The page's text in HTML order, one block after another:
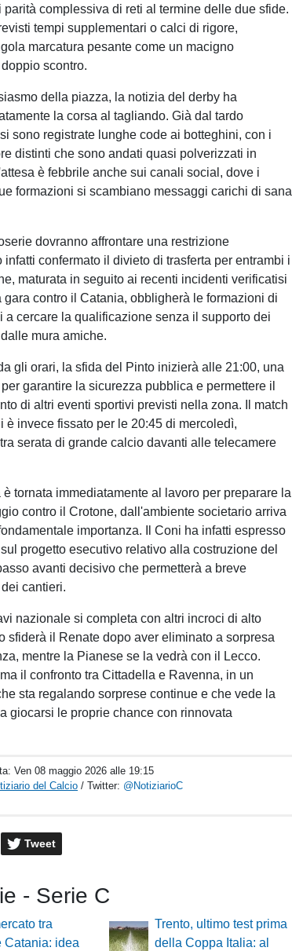
parità complessiva di reti al termine delle due sfide.
tempi supplementari o calci di rigore,
marcatura pesante come un macigno
scontro.
della piazza, la notizia del derby ha
la corsa al tagliando. Già dal tardo
sono registrate lunghe code ai botteghini, con i
distinti che sono andati quasi polverizzati in
è febbrile anche sui canali social, dove i
formazioni si scambiano messaggi carichi di sana
dovranno affrontare una restrizione
infatti confermato il divieto di trasferta per entrambi i
maturata in seguito ai recenti incidenti verificatisi
contro il Catania, obbligherà le formazioni di
a cercare la qualificazione senza il supporto dei
mura amiche.
gli orari, la sfida del Pinto inizierà alle 21:00, una
garantire la sicurezza pubblica e permettere il
di altri eventi sportivi previsti nella zona. Il match
è invece fissato per le 20:45 di mercoledì,
serata di grande calcio davanti alle telecamere
è tornata immediatamente al lavoro per preparare la
contro il Crotone, dall'ambiente societario arriva
importanza. Il Coni ha infatti espresso
progetto esecutivo relativo alla costruzione del
avanti decisivo che permetterà a breve
cantieri.
nazionale si completa con altri incroci di alto
sfiderà il Renate dopo aver eliminato a sorpresa
mentre la Pianese se la vedrà con il Lecco.
il confronto tra Cittadella e Ravenna, in un
sta regalando sorprese continue e che vede la
giocarsi le proprie chance con rinnovata
Ven 08 maggio 2026 alle 19:15
del Calcio / Twitter: @NotiziarioC
Tweet
- Serie C
tra
Catania: idea
Trento, ultimo test prima
della Coppa Italia: al